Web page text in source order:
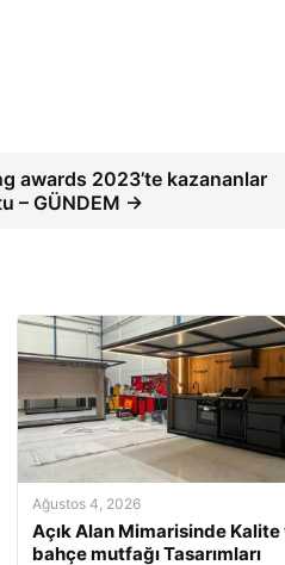
awards 2023’te kazananlar
– GÜNDEM →
Ağustos 4, 2026
Açık Alan Mimarisinde Kalite
bahçe mutfağı Tasarımları